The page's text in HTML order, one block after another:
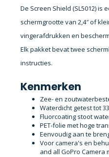
De Screen Shield (SL5012)
schermgrootte van 2,4″ of
vingerafdrukken en
Elk pakket bevat twee
instructies.
Kenmerken
Zee- en
Waterdicht getest tot
Fluorcoating stoot
PET-folie met hoge
Eenvoudig aan te
Voor camera's en
and all GoPro Camera